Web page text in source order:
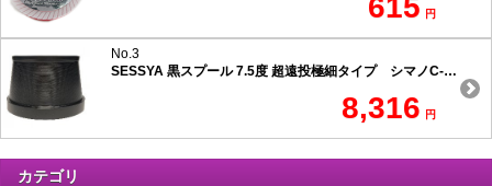
615 円
No.3
SESSYA 黒スプール 7.5度 超遠投極細タイプ シマノC-1用
8,316 円
カテゴリ